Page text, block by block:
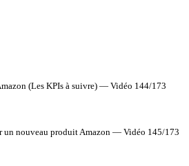
(Les KPIs à suivre) — Vidéo 144/173
un nouveau produit Amazon — Vidéo 145/173